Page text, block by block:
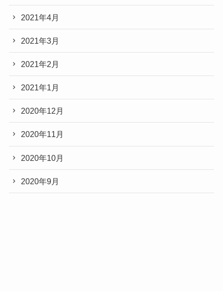
2021年4月
2021年3月
2021年2月
2021年1月
2020年12月
2020年11月
2020年10月
2020年9月